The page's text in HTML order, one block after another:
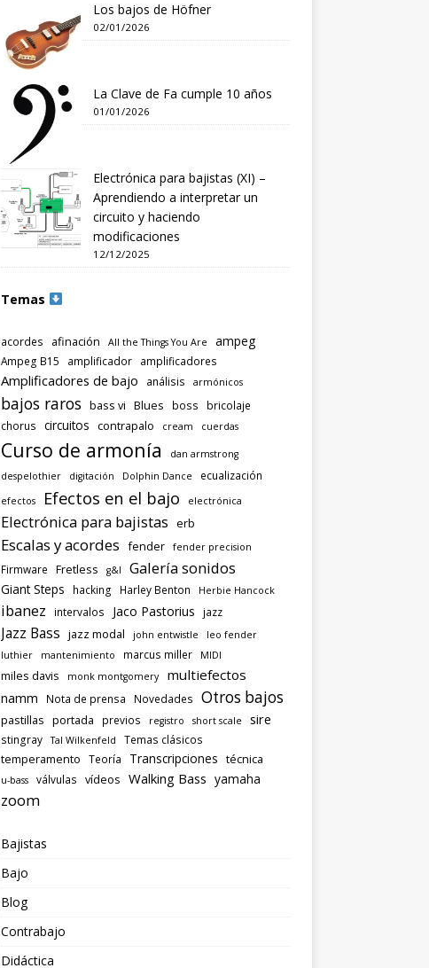
Los bajos de Höfner
02/01/2026
La Clave de Fa cumple 10 años
01/01/2026
Electrónica para bajistas (XI) –
Aprendiendo a interpretar un
circuito y haciendo
modificaciones
12/12/2025
Temas
acordes afinación All the Things You Are ampeg
Ampeg B15 amplificador amplificadores
Amplificadores de bajo análisis armónicos
bajos raros bass vi Blues boss
bricolaje
chorus
circuitos contrapalo cream cuerdas
Curso de armonía
dan armstrong
despelothier
digitación Dolphin Dance ecualización
efectos Efectos en el bajo electrónica
Electrónica para bajistas erb
Escalas y acordes fender fender precision
Firmware Fretless g&l Galería sonidos
Giant Steps hacking Harley Benton Herbie Hancock
ibanez intervalos Jaco Pastorius jazz
Jazz Bass jazz modal john entwistle
leo fender
luthier
mantenimiento marcus miller MIDI
miles davis monk montgomery multiefectos
namm Nota de prensa Novedades Otros bajos
pastillas portada previos registro short scale sire
stingray Tal Wilkenfeld Temas clásicos
temperamento Teoría Transcripciones técnica
u-bass válvulas vídeos Walking Bass yamaha
zoom
Bajistas
Bajo
Blog
Contrabajo
Didáctica